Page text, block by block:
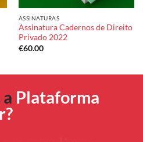
ASSINATURAS
Assinatura Cadernos de Direito
Privado 2022
€60.00
Plataforma